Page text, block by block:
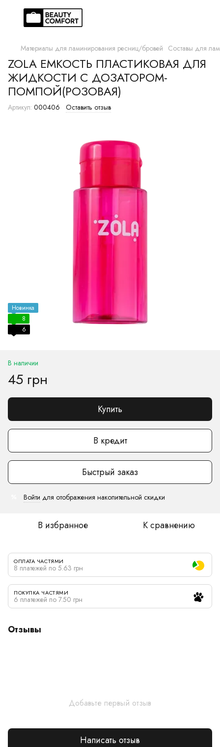
Материалы для ламинирования ресниц/бровей Составы для
ZOLA ЕМКОСТЬ ПЛАСТИКОВАЯ ДЛЯ
ЖИДКОСТИ С ДОЗАТОРОМ-
ПОМПОЙ(РОЗОВАЯ)
Артикул: 000406 Оставить отзыв
Новинка
8
6
В наличии
45 грн
Купить
В кредит
Быстрый заказ
Войти для отображения накопительной скидки
В избранное К сравнению
ОПЛАТА ЧАСТЯМИ
8 платежей по 5.63 грн
ПОКУПКА ЧАСТЯМИ
6 платежей по 7.50 грн
Отзывы
Добавьте первый отзыв
Написать отзыв